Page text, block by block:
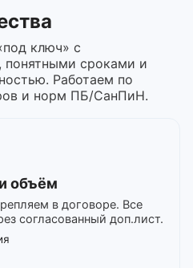
ключ» с
понятными сроками и
Работаем по
и норм ПБ/СанПиН.
объём
в договоре. Все
согласованный доп.лист.